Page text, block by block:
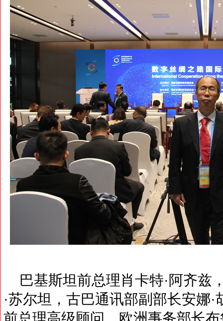
巴基斯坦前总理肖卡特·阿齐兹
·苏尔坦，古巴通讯部副部长安娜